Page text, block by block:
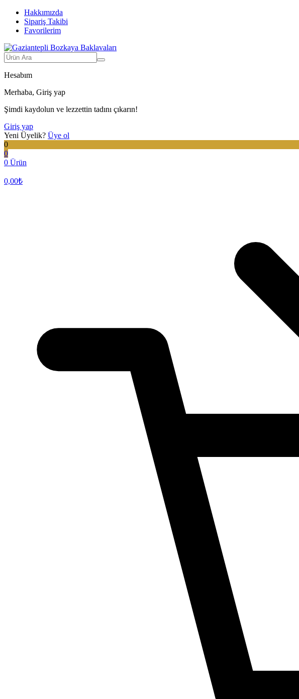
Hakkımızda
Sipariş Takibi
Favorilerim
Hesabım
Merhaba, Giriş yap
Şimdi kaydolun ve lezzettin tadını çıkarın!
Giriş yap
Yeni Üyelik? Üye ol
0
0
0 Ürün
0,00₺